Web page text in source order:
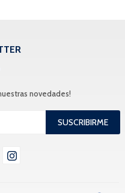
novedades!
SUSCRIBIRME
